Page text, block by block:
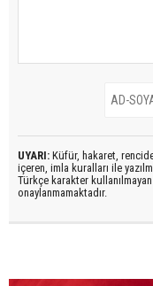
UYARI: Küfür, hakaret,
içeren, imla kuralları ile
Türkçe karakter
onaylanmamaktadır.